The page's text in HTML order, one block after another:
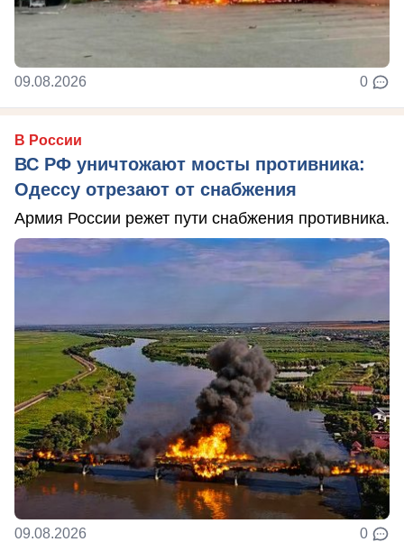
09.08.2026 0
В России
ВС РФ уничтожают мосты противника:
Одессу отрезают от снабжения
Армия России режет пути снабжения противника.
09.08.2026 0